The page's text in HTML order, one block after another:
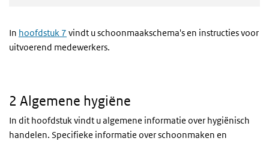
In hoofdstuk 7 vindt u schoonmaakschema's en instructies voor
uitvoerend medewerkers.
2 Algemene hygiëne
In dit hoofdstuk vindt u algemene informatie over hygiënisch
handelen. Specifieke informatie over schoonmaken en